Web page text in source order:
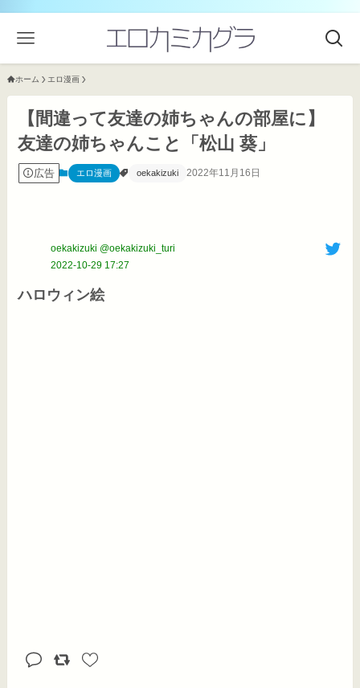
ホーム エロ漫画
【間違って友達の姉ちゃんの部屋に】
友達の姉ちゃんこと「松山 葵」
広告 エロ漫画 oekakizuki 2022年11月16日
oekakizuki @oekakizuki_turi
2022-10-29 17:27
ハロウィン絵